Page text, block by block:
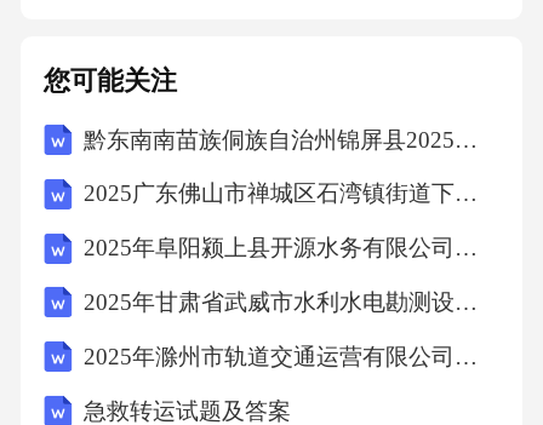
机程序，以防止机械故障扩大。紧急停机程序0
1施工人员应接受急救培训，以便在事故发生时
能提供初步的医疗援助。事故现场急救02制定
能迅速、有序地撤离危险区域。安全撤离路线0
3施工机械维护保养章节副标题伍日常维护要点
确保施工机械的液压油、润滑油等油液处于适
宜水平，避免因油液不足导致机械磨损。定期
您可能关注
黔东南南苗族侗族自治州锦屏县2025年数学三年级下学期期中考试模拟试题含答案解析
2025广东佛山市禅城区石湾镇街道下属公有企业人员招聘3人笔试历年常考点试题专练附带答案详解
2025年阜阳颍上县开源水务有限公司公开招聘劳务派遣工作人员12名笔试历年难易错考点试卷带答案解析
2025年甘肃省武威市水利水电勘测设计院有限公司招聘12人笔试历年难易错考点试卷带答案解析
2025年滁州市轨道交通运营有限公司第二批次社会招聘4人笔试历年典型考点题库附带答案详解
急救转运试题及答案